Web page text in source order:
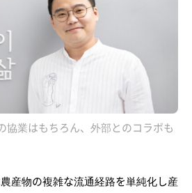
協業はもちろん、外部とのコラボも
産物の複雑な流通経路を単純化し産